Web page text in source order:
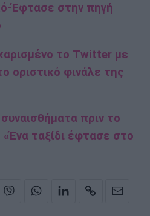
Έφτασε στην πηγή
το Twitter με
οριστικό φινάλε της
πριν το
ταξίδι έφτασε στο